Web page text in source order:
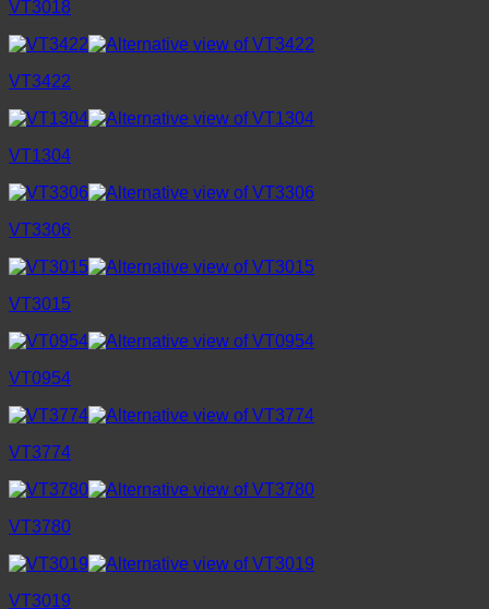
VT3018
VT3422
VT1304
VT3306
VT3015
VT0954
VT3774
VT3780
VT3019